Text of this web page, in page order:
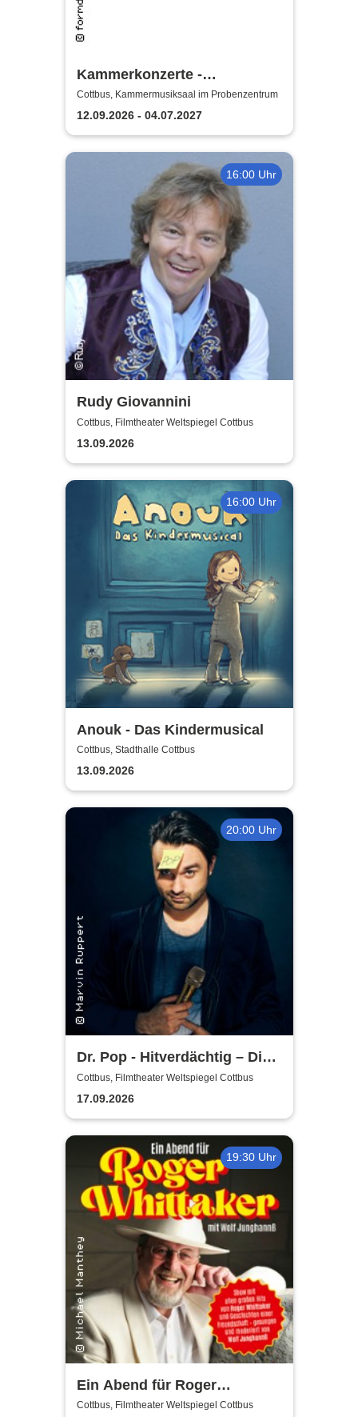
Kammerkonzerte -
Staatstheater Cottbus
Cottbus, Kammermusiksaal im Probenzentrum
12.09.2026 - 04.07.2027
16:00 Uhr
Rudy Giovannini
Cottbus, Filmtheater Weltspiegel Cottbus
13.09.2026
16:00 Uhr
Anouk - Das Kindermusical
Cottbus, Stadthalle Cottbus
13.09.2026
20:00 Uhr
Dr. Pop - Hitverdächtig – Die
Musik-Comedy-Stand-up-
Show! - (ständig aktualisiert)
Cottbus, Filmtheater Weltspiegel Cottbus
17.09.2026
19:30 Uhr
Ein Abend für Roger
Whittaker - Die Bühnenshow
Cottbus, Filmtheater Weltspiegel Cottbus